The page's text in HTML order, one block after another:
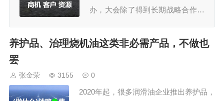
办，大会除了得到长期战略合作伙
司、江苏汤姆智能装备有限公司的
会还安排了参观车油尿素液领导品
牌，占地195亩的可兰素工厂，特
养护品、治理烧机油这类非必需产品，不做也
罢
张金荣 3155 0
2020年起，很多润滑油企业推出养护品，